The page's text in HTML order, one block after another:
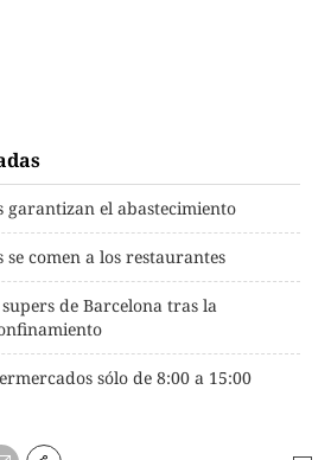
garantizan el abastecimiento
comen a los restaurantes
de Barcelona tras la
sólo de 8:00 a 15:00